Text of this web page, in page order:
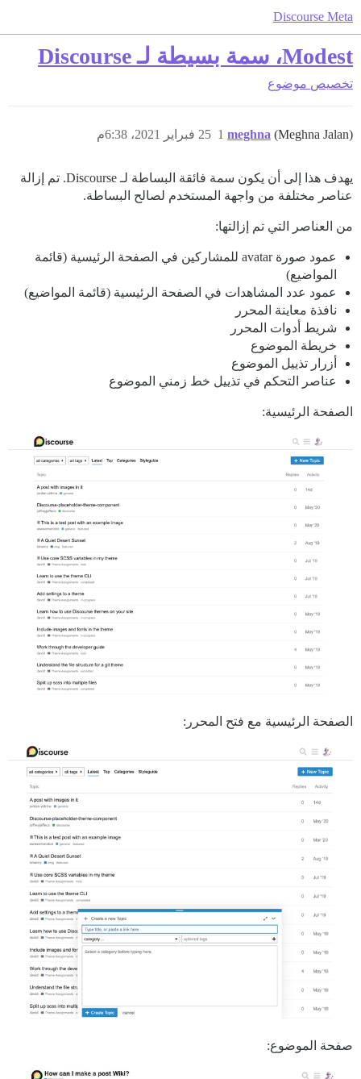
Discourse Meta
Modest، سمة بسيطة لـ Discourse
تخصيص موضوع
meghna (Meghna Jalan) 25 فبراير 2021، 6:38م 1
يهدف هذا إلى أن يكون سمة فائقة البساطة لـ Discourse. تم إزالة
عناصر مختلفة من واجهة المستخدم لصالح البساطة.
من العناصر التي تم إزالتها:
عمود صورة avatar للمشاركين في الصفحة الرئيسية (قائمة
المواضيع)
عمود عدد المشاهدات في الصفحة الرئيسية (قائمة المواضيع)
نافذة معاينة المحرر
شريط أدوات المحرر
خريطة الموضوع
أزرار تذييل الموضوع
عناصر التحكم في تذييل خط زمني الموضوع
الصفحة الرئيسية:
الصفحة الرئيسية مع فتح المحرر:
صفحة الموضوع: